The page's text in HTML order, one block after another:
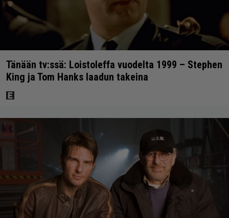
Tänään tv:ssä: Loistoleffa vuodelta 1999 – Stephen
King ja Tom Hanks laadun takeina